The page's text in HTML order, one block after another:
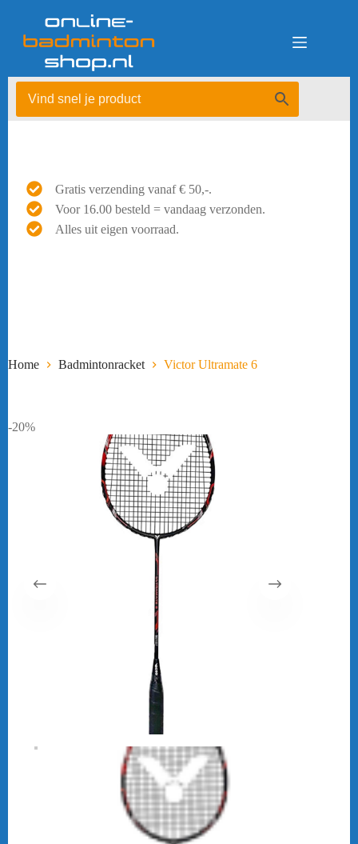
Gratis verzending vanaf € 50,-.
Voor 16.00 besteld = vandaag verzonden.
Alles uit eigen voorraad.
Home Badmintonracket Victor Ultramate 6
-20%